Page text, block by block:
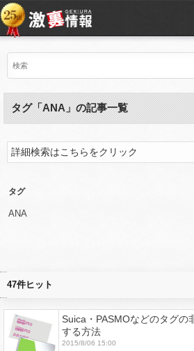
タグ「ANA」の記事一覧
詳細検索はこちらをクリック
タグ
ANA
47件ヒット
Suica・PASMOなどのタグの
する方法
2015/8/06 15:00